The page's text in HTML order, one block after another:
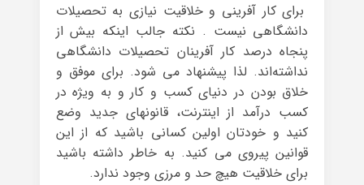
برای کار آفرینی و خلاقیت نیازی به تحصیلات
دانشگاهی نیست . نکته جالب اینکه بیش از
پنجاه درصد کار آفرینان تحصیلات دانشگاهی
نداشته‌اند. لذا پیشنهاد می شود. برای موفق و
خلاق بودن در دنیای کسب و کار و به ویژه در
کسب درآمد از اینترنت، قانونهای جدید وضع
کنید و خودتان اولین کسانی باشید که از این
قوانین پیروی می کنید. به خاطر داشته باشید
برای خلاقیت هیچ حد و مرزی وجود ندارد.